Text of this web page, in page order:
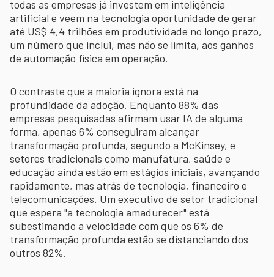
todas as empresas já investem em inteligência
artificial e veem na tecnologia oportunidade de gerar
até US$ 4,4 trilhões em produtividade no longo prazo,
um número que inclui, mas não se limita, aos ganhos
de automação física em operação.
O contraste que a maioria ignora está na
profundidade da adoção. Enquanto 88% das
empresas pesquisadas afirmam usar IA de alguma
forma, apenas 6% conseguiram alcançar
transformação profunda, segundo a McKinsey, e
setores tradicionais como manufatura, saúde e
educação ainda estão em estágios iniciais, avançando
rapidamente, mas atrás de tecnologia, financeiro e
telecomunicações. Um executivo de setor tradicional
que espera "a tecnologia amadurecer" está
subestimando a velocidade com que os 6% de
transformação profunda estão se distanciando dos
outros 82%.